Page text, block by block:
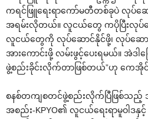
ကရင်ဖြူ‌ရေးရာ‌ကော်မတီတစ်ခုပဲ လုပ်‌ဆ
အရမ်းလိုတယ်။ လူငယ်‌တွေ ကပိုပြီးလုပ်‌
လူငယ်‌တွေကို လုပ်‌ဆောင်နိုင်ဖို့၊ လုပ်‌ဆ
အား‌ကောင်းဖို့ လမ်းဖွင့်‌ပေးရမယ်။ အဲ
ဖွဲ့စည်းခိုင်းလိုက်တာဖြစ်တယ်”ဟု ‌ကေအို
စနစ်တကျစတင်ဖွဲ့စည်းလိုက်ပြီဖြစ်သ
အစည်း-KPYO၏ လူငယ်‌ရေးရာမူဝါဒ